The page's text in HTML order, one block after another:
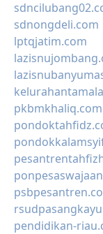
sdnongdeli.com
lptqjatim.com
pkbmkhaliq.com
pendidikan-